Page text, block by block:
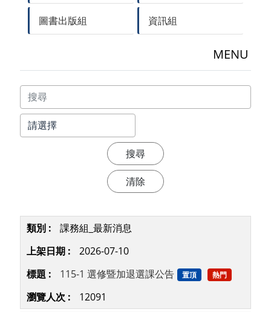
圖書出版組 資訊組
MENU
課務組_最新消息
2026-07-10
115-1 選修暨加退選課公告
置頂 熱門
12091